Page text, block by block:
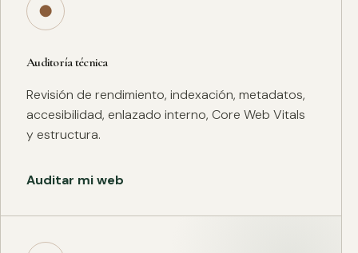
●
Auditoría técnica
Revisión de rendimiento, indexación, metadatos,
accesibilidad, enlazado interno, Core Web Vitals
y estructura.
Auditar mi web